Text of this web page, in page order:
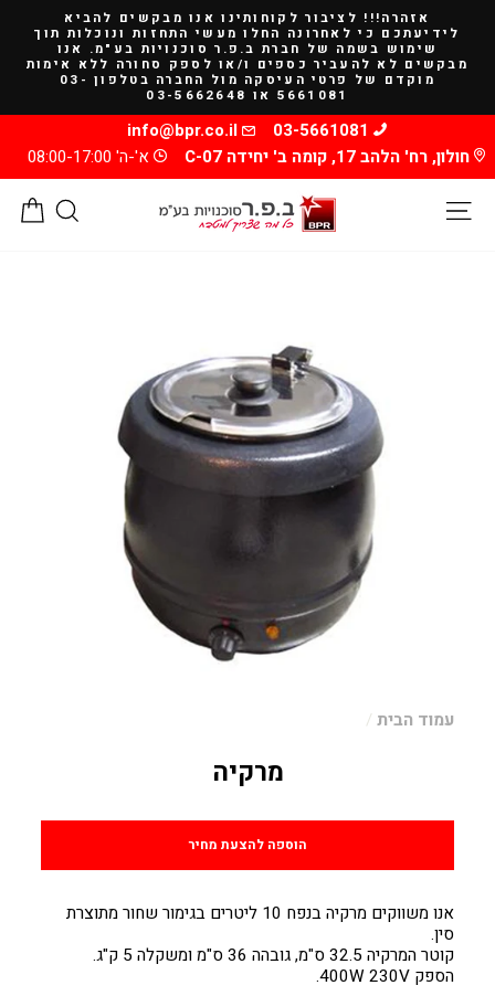
קריאה
אזהרה!!! לציבור לקוחותינו אנו מבקשים להביא
לידיעתכם כי לאחרונה החלו מעשי התחזות ונוכלות תוך
שימוש בשמה של חברת ב.פ.ר סוכנויות בע"מ. אנו
מבקשים לא להעביר כספים ו/או לספק סחורה ללא אימות
מוקדם של פרטי העיסקה מול החברה בטלפון 03-
5661081 או 03-5662648
03-5661081
info@bpr.co.il
חולון, רח' הלהב 17, קומה ב' יחידה C-07
א'-ה' 08:00-17:00
עמוד הבית /
מרקיה
הוספה להצעת מחיר
אנו משווקים מרקיה בנפח 10 ליטרים בגימור שחור מתוצרת
סין.
קוטר המרקיה 32.5 ס"מ, גובהה 36 ס"מ ומשקלה 5 ק"ג.
הספק 400W 230V.